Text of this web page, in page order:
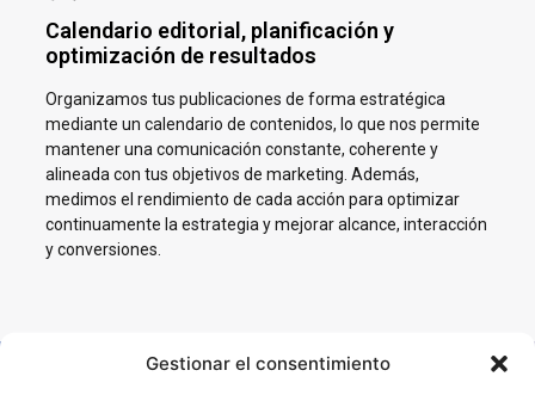
Gestionar el consentimiento
Calendario editorial, planificación y
optimización de resultados
Organizamos tus publicaciones de forma estratégica
mediante un calendario de contenidos, lo que nos permite
mantener una comunicación constante, coherente y
alineada con tus objetivos de marketing. Además,
medimos el rendimiento de cada acción para optimizar
continuamente la estrategia y mejorar alcance, interacción
y conversiones.